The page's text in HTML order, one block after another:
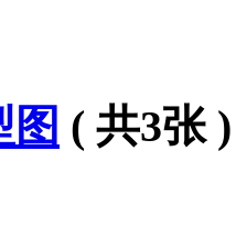
( 共3张 )